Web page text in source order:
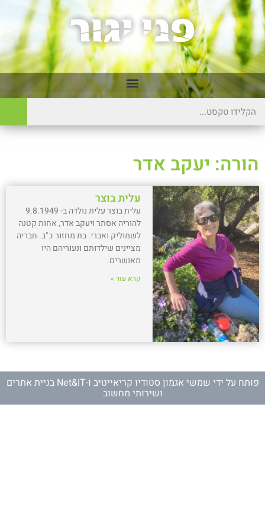
הורה: יעקב אדר
עלית בוצר
עלית בוצר עלית נולדה ב- 9.8.1949
להוריה אסתר ויעקב אדר, אחות קטנה
לשמוליק ואברי. בת מחזור כ"ב. חבריה
מציינים שילדותם ונעוריהם היו
מאושרים.
קרא עוד »
פותח על ידי שמשי אגמון סטודיו קריאייטיב ו- Net&IT בניית אתרים
ושירותי מחשוב